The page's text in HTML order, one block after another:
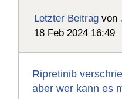
Letzter Beitrag von
18 Feb 2024 16:49
Ripretinib
aber wer kann es